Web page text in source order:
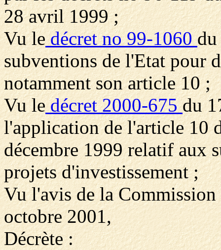
28 avril 1999 ;
Vu ledécret no 99-1060
subventions de l'Etat pour
notamment son article 10 ;
Vu ledécret 2000-675du
l'application de l'article 10
décembre 1999 relatif aux
projets d'investissement ;
Vu l'avis de la Commission
octobre 2001,
Décrète :